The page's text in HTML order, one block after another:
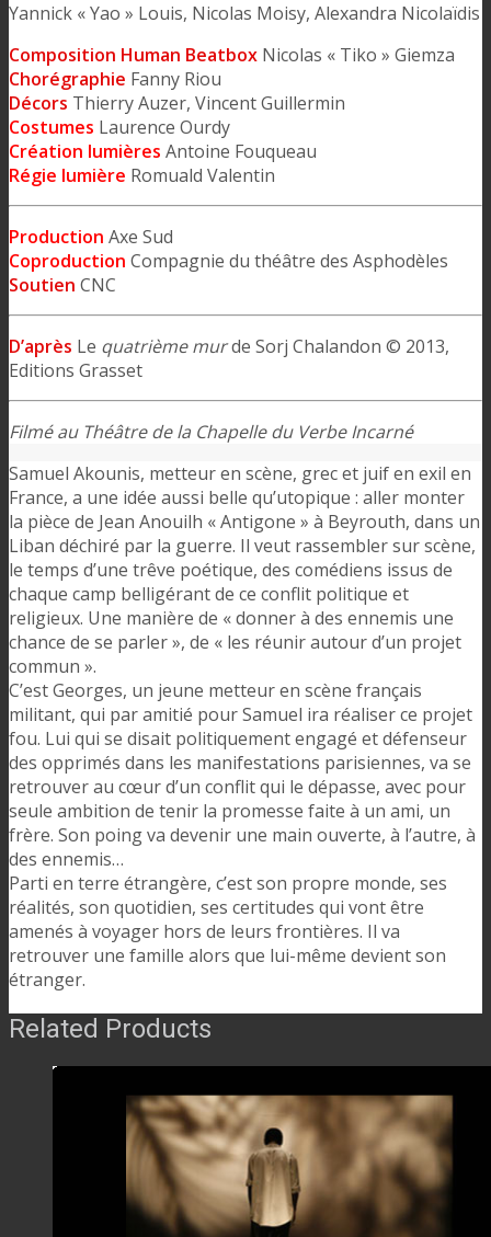
Yannick « Yao » Louis, Nicolas Moisy, Alexandra Nicolaïdis
Composition Human Beatbox Nicolas « Tiko » Giemza
Chorégraphie Fanny Riou
Décors Thierry Auzer, Vincent Guillermin
Costumes Laurence Ourdy
Création lumières Antoine Fouqueau
Régie lumière Romuald Valentin
Production Axe Sud
Coproduction Compagnie du théâtre des Asphodèles
Soutien CNC
D’après Le quatrième murde Sorj Chalandon © 2013,
Editions Grasset
Filmé au Théâtre de la Chapelle du Verbe Incarné
Samuel Akounis, metteur en scène, grec et juif en exil en
France, a une idée aussi belle qu’utopique : aller monter
la pièce de Jean Anouilh « Antigone » à Beyrouth, dans un
Liban déchiré par la guerre. Il veut rassembler sur scène,
le temps d’une trêve poétique, des comédiens issus de
chaque camp belligérant de ce conflit politique et
religieux. Une manière de « donner à des ennemis une
chance de se parler », de « les réunir autour d’un projet
commun ».
C’est Georges, un jeune metteur en scène français
militant, qui par amitié pour Samuel ira réaliser ce projet
fou. Lui qui se disait politiquement engagé et défenseur
des opprimés dans les manifestations parisiennes, va se
retrouver au cœur d’un conflit qui le dépasse, avec pour
seule ambition de tenir la promesse faite à un ami, un
frère. Son poing va devenir une main ouverte, à l’autre, à
des ennemis…
Parti en terre étrangère, c’est son propre monde, ses
réalités, son quotidien, ses certitudes qui vont être
amenés à voyager hors de leurs frontières. Il va
retrouver une famille alors que lui-même devient son
étranger.
Related Products